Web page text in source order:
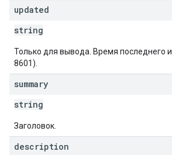
updated
string
Только для вывода. Время последнего
8601).
summary
string
Заголовок.
description